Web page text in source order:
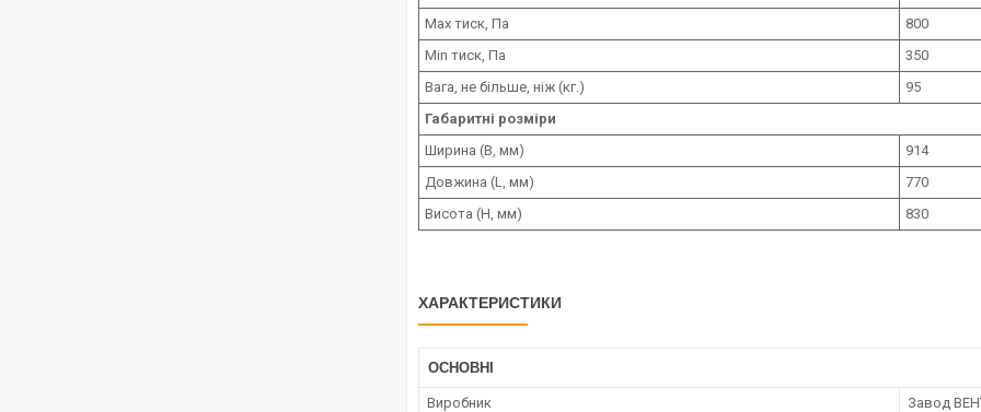
Max тиск, Па
800
Min тиск, Па
350
Вага, не більше, ніж (кг.)
95
Габаритні розміри
Ширина (В, мм)
914
Довжина (L, мм)
770
Висота (Н, мм)
830
ХАРАКТЕРИСТИКИ
ОСНОВНІ
Виробник
Завод